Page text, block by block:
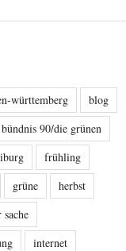
württemberg
blog
bündnis 90/die grünen
frühling
grüne
herbst
internet